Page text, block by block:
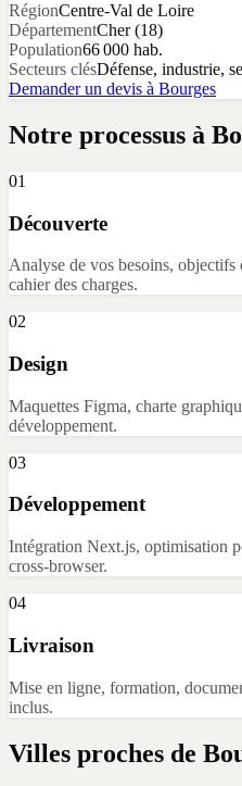
RégionCentre-Val de Loire
DépartementCher(18)
Population66 000 hab.
Secteurs clésDéfense, industrie,
Demander un devis à Bourges
Notre processus à
01
Découverte
Analyse de vos besoins,
cahier des charges.
02
Design
Maquettes Figma, charte
développement.
03
Développement
Intégration Next.js, optimisation
cross-browser.
04
Livraison
Mise en ligne, formation,
inclus.
Villes proches de